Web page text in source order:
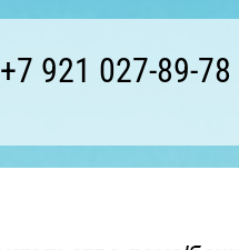
+7 921 027-89-78